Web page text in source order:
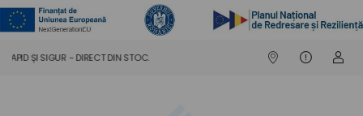
ȘI SIGUR - DIRECT DIN STOC.